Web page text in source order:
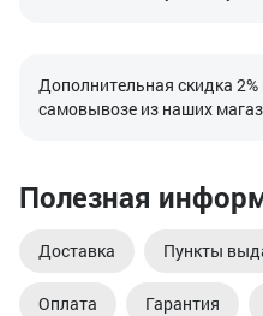
Дополнительная скидка 2%
самовывозе из наших
Полезная
Доставка Пункты
Оплата Гарантия